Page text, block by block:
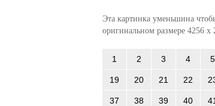
Эта картинка уменьшина
оригинальном размере 4256 x
1 2 3 4 5
19 20 21 22
37 38 39 40 41